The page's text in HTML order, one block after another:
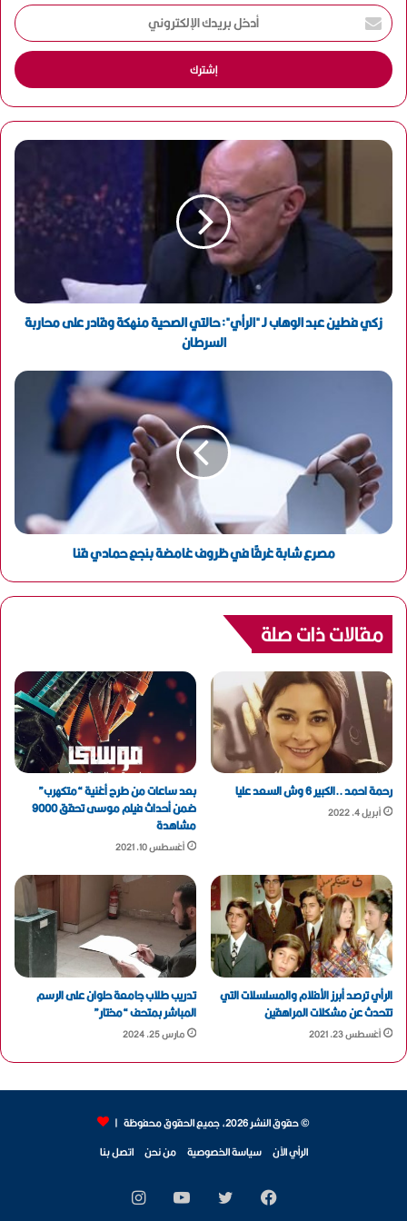
أ
د
خ
ل
ر
ي
د
إ
ل
ر
زكي فطين عبد الوهاب لـ "الرأي": حالتي الصحية منهكة وقادر على محاربة
السرطان
مصرع شابة غرقًا في ظروف غامضة بنجع حمادي قنا
مقالات ذات صلة
رحمة احمد ..الكبير 6 وش السعد عليا
أبريل 4, 2022
بعد ساعات من طرح أغنية “متكهرب”
ضمن أحداث فيلم موسى تحقق 9000
مشاهدة
أغسطس 10, 2021
الرأي ترصد أبرز الأفلام والمسلسلات التي
تتحدث عن مشكلات المراهقين
أغسطس 23, 2021
تدريب طلاب جامعة حلوان على الرسم
المباشر بمتحف “مختار”
مارس 25, 2024
© حقوق النشر 2026، جميع الحقوق محفوظة |
الرأي الآن سياسة الخصوصية من نحن اتصل بنا
فيسبوك يوتيوب